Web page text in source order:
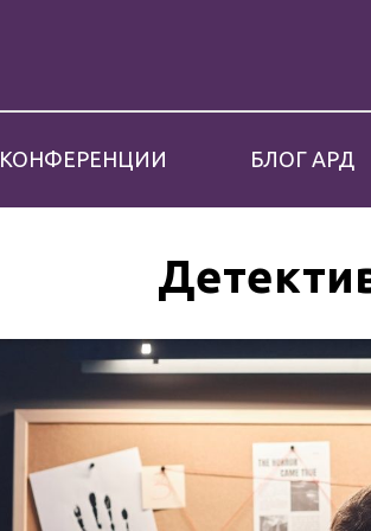
КОНФЕРЕНЦИИ БЛОГ АРД